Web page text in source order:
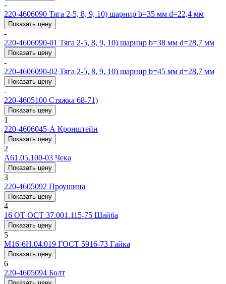
-
220-4606090 Тяга 2-5, 8, 9, 10) шарнир b=35 мм d=22,4 мм
Показать цену
-
220-4606090-01 Тяга 2-5, 8, 9, 10) шарнир b=38 мм d=28,7 мм
Показать цену
-
220-4606090-02 Тяга 2-5, 8, 9, 10) шарнир b=45 мм d=28,7 мм
Показать цену
-
220-4605100 Стяжка 68-71)
Показать цену
1
220-4606045-А Кронштейн
Показать цену
2
A61.05.100-03 Чека
Показать цену
3
220-4605092 Проушина
Показать цену
4
16 ОТ ОСТ 37.001.115-75 Шайба
Показать цену
5
M16-6H.04.019 ГОСТ 5916-73 Гайка
Показать цену
6
220-4605094 Болт